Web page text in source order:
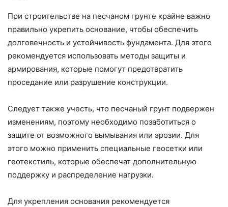
При строительстве на песчаном грунте крайне важно
правильно укрепить основание, чтобы обеспечить
долговечность и устойчивость фундамента. Для этого
рекомендуется использовать методы защиты и
армирования, которые помогут предотвратить
проседание или разрушение конструкции.
Следует также учесть, что песчаный грунт подвержен
изменениям, поэтому необходимо позаботиться о
защите от возможного вымывания или эрозии. Для
этого можно применить специальные геосетки или
геотекстиль, которые обеспечат дополнительную
поддержку и распределение нагрузки.
Для укрепления основания рекомендуется